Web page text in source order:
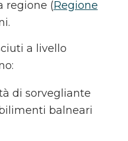
regione (Regione
a livello
di sorvegliante
balneari